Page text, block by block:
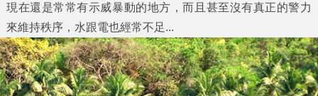
現在還是常常有示威暴動的地方，而且甚至沒有真正的警力
來維持秩序，水跟電也經常不足...